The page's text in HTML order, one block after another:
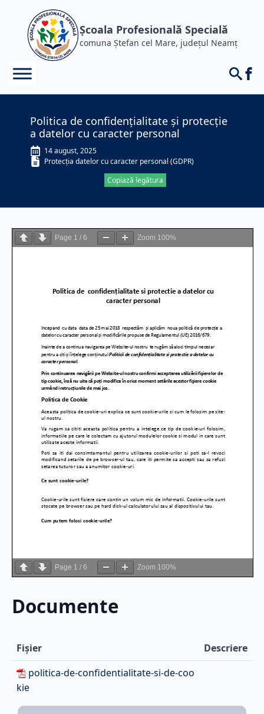
Școala Profesională Specială
comuna Ștefan cel Mare, județul Neamț
Politica de confidențialitate și protecție
a datelor cu caracter personal
14 august, 2025
Protecția datelor cu caracter personal (GDPR)
Copiază legătura
Page 1 / 6 Zoom 100%
Page 1 / 6 Zoom 100%
Documente
Fișier
Descriere
politica-de-confidentialitate-si-de-coo
kie